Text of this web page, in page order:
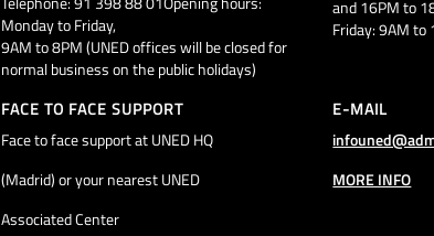
Monday to Friday,
9AM to 8PM (UNED offices will be closed for
normal business on the public holidays)
and 16PM to
Friday: 9AM to
FACE TO FACE SUPPORT
Face to face support at UNED HQ
(Madrid) or your nearest UNED
Associated Center
E-MAIL
MORE INFO